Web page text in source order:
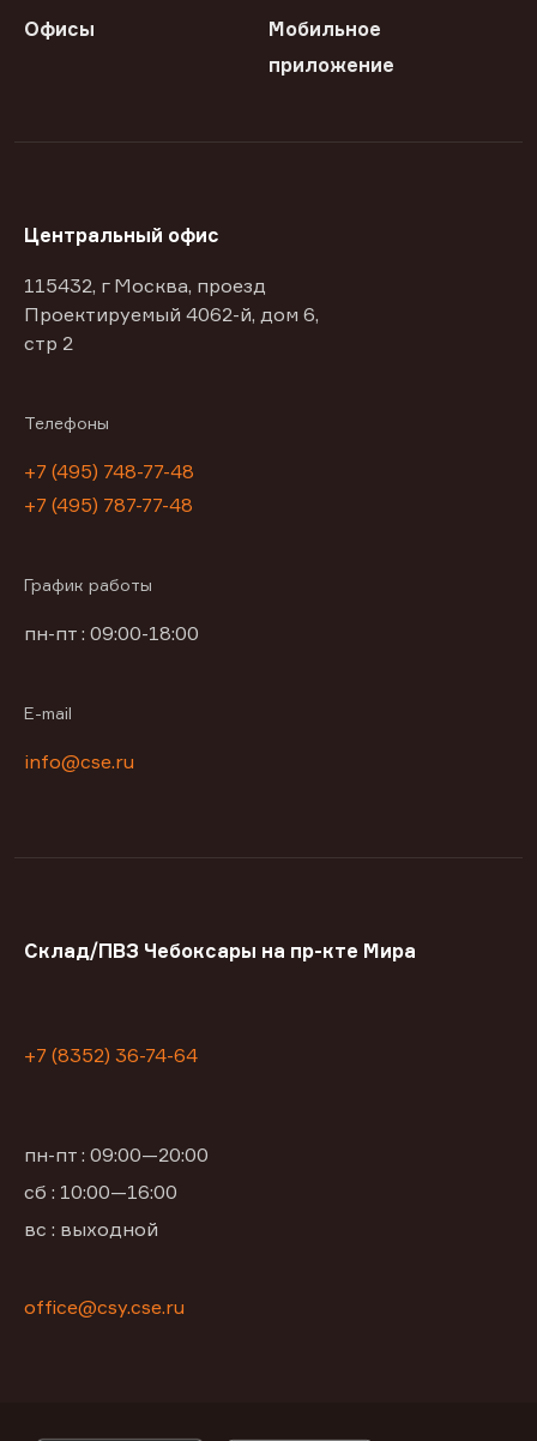
Офисы
Мобильное
приложение
Центральный офис
115432, г Москва, проезд
Проектируемый 4062-й, дом 6,
стр 2
Телефоны
+7 (495) 748-77-48
+7 (495) 787-77-48
График работы
пн-пт : 09:00-18:00
E-mail
info@cse.ru
Склад/ПВЗ Чебоксары на пр-кте Мира
+7 (8352) 36-74-64
пн-пт : 09:00—20:00
сб : 10:00—16:00
вс : выходной
office@csy.cse.ru